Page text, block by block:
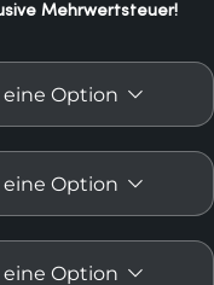
Mehrwertsteuer!